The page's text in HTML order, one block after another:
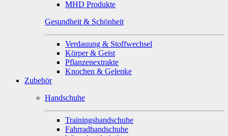
MHD Produkte
Gesundheit & Schönheit
Verdauung & Stoffwechsel
Körper & Geist
Pflanzenextrakte
Knochen & Gelenke
Zubehör
Handschuhe
Trainingshandschuhe
Fahrradhandschuhe